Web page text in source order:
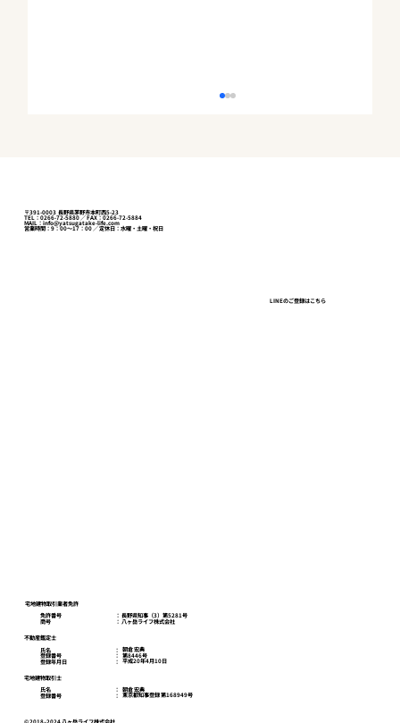
事業用定期借地権付きの店舗を関連会社
宅地建物取引業者免許
免許番号
​： 長野県知事（3）第5281号
商号 ​： 八ヶ岳ライフ株式会社
不動産鑑定士
氏名
朝倉 宏典
：
登録番号 第8446号
：
登録年月日 平成20年4月10日
：
宅地建物取引士
氏名
朝倉 宏典
：
登録番号 東京都知事登録 第168949号
：
〒391-0003 長野県茅野市本町西5-23
TEL：0266-72-5880 ／ FAX：0266-72-5884
MAIL：info@yatsugatake-life.com
営業時間：9：00～17：00 ／ 定休日：水曜・土曜・祝日
LINEのご登録はこちら